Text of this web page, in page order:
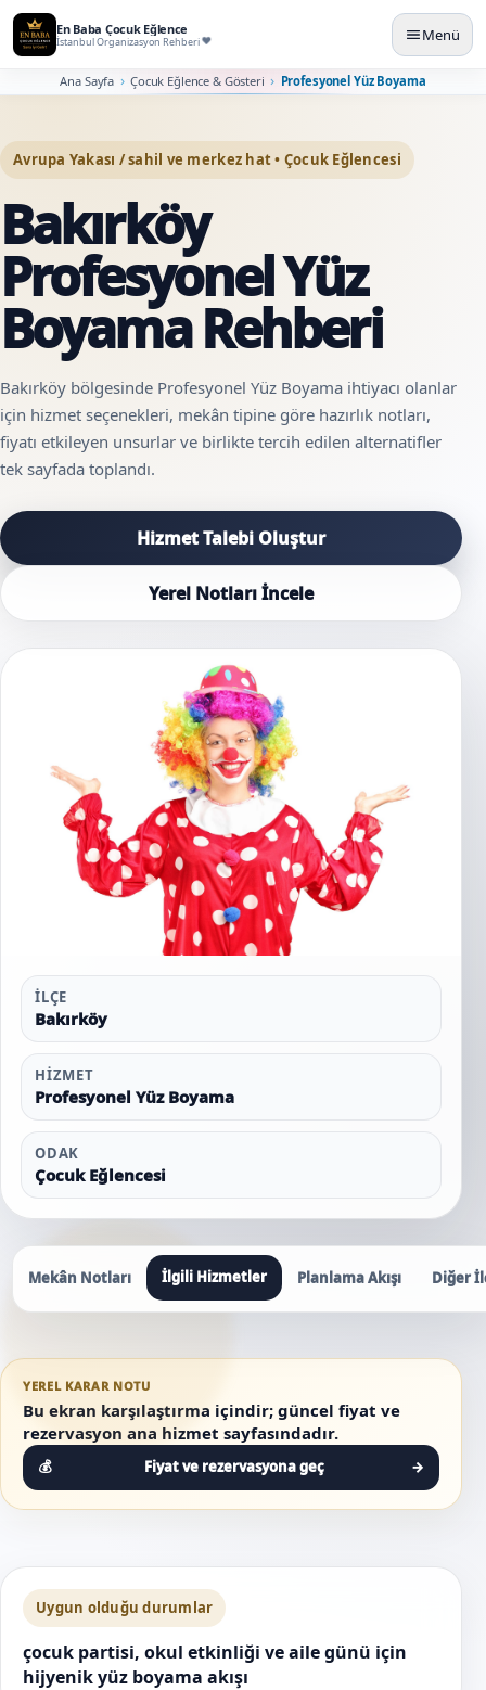
En Baba Çocuk Eğlence
İstanbul Organizasyon Rehberi Menü
Ana Sayfa Çocuk Eğlence & Gösteri Profesyonel Yüz Boyama
Avrupa Yakası / sahil ve merkez hat • Çocuk Eğlencesi
Bakırköy
Profesyonel Yüz
Boyama Rehberi
Bakırköy bölgesinde Profesyonel Yüz Boyama ihtiyacı olanlar
için hizmet seçenekleri, mekân tipine göre hazırlık notları,
fiyatı etkileyen unsurlar ve birlikte tercih edilen alternatifler
tek sayfada toplandı.
Hizmet Talebi Oluştur
Yerel Notları İncele
İLÇE
Bakırköy
HIZMET
Profesyonel Yüz Boyama
ODAK
Çocuk Eğlencesi
Mekân Notları İlgili Hizmetler Planlama Akışı Diğer
YEREL KARAR NOTU
Bu ekran karşılaştırma içindir; güncel fiyat ve
rezervasyon ana hizmet sayfasındadır.
Fiyat ve rezervasyona geç →
Uygun olduğu durumlar
çocuk partisi, okul etkinliği ve aile günü için
hijyenik yüz boyama akışı